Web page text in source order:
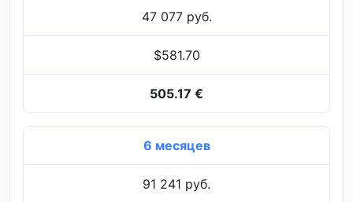
47 077 руб.
$581.70
505.17 €
6 месяцев
91 241 руб.